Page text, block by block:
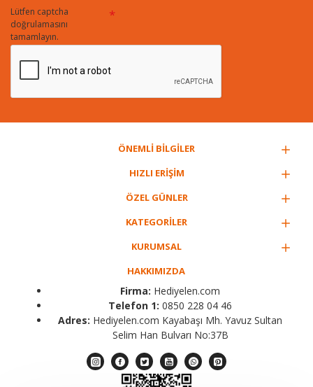
Lütfen captcha
doğrulamasını
tamamlayın.
ÖNEMLİ BİLGİLER
HIZLI ERİŞİM
ÖZEL GÜNLER
KATEGORİLER
KURUMSAL
HAKKIMIZDA
Firma: Hediyelen.com
Telefon 1: 0850 228 04 46
Adres: Hediyelen.com Kayabaşı Mh. Yavuz Sultan
Selim Han Bulvarı No:37B